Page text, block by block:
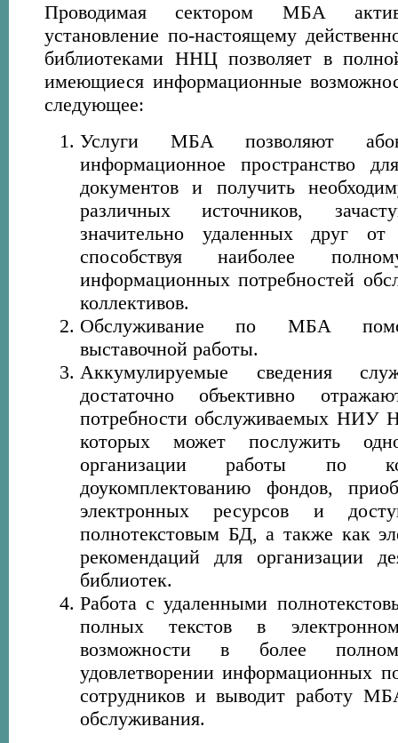
Проводимая сектором МБА
установление по-настоящему
библиотеками ННЦ позволяет в
имеющиеся информационные
следующее:
Услуги МБА позволяют
информационное пространство
документов и получить
различных источников,
значительно удаленных друг
способствуя наиболее
информационных потребностей
коллективов.
Обслуживание по МБА
выставочной работы.
Аккумулируемые сведения
достаточно объективно
потребности обслуживаемых
которых может послужить
организации работы по
доукомплектованию фондов,
электронных ресурсов и
полнотекстовым БД, а также как
рекомендаций для организации
библиотек.
Работа с удаленными
полных текстов в
возможности в более
удовлетворении информационных
сотрудников и выводит работу
обслуживания.